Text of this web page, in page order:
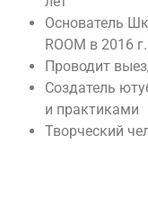
Основатель
ROOM в 2016
Проводит
Создатель
и практиками
Творческий